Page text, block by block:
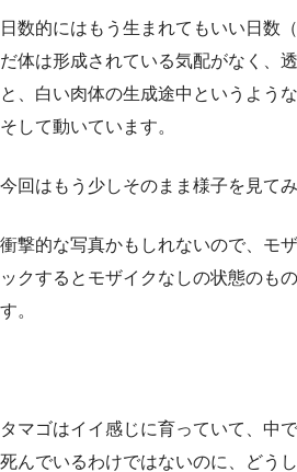
日数的にはもう生まれてもいい日数
だ体は形成されている気配がなく、
と、白い肉体の生成途中というよう
そして動いています。
今回はもう少しそのまま様子を見て
衝撃的な写真かもしれないので、モ
ックするとモザイクなしの状態のも
す。
タマゴはイイ感じに育っていて、中
死んでいるわけではないのに、どう